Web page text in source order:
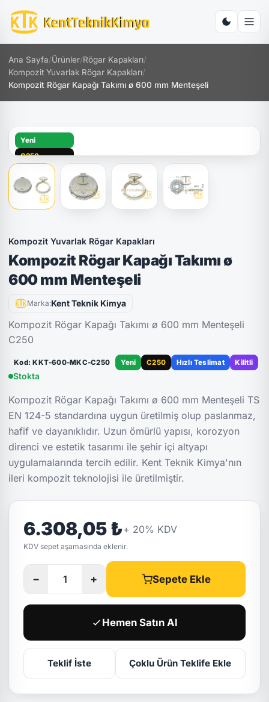
Ana Sayfa/Ürünler/Rögar Kapakları/
Kompozit Yuvarlak Rögar Kapakları/
Kompozit Rögar Kapağı Takımı ø 600 mm Menteşeli
Yeni
C250
Hızlı Teslimat
Kilitli
Kompozit Yuvarlak Rögar Kapakları
Kompozit Rögar Kapağı Takımı ø
600 mm Menteşeli
Marka:Kent Teknik Kimya
Kompozit Rögar Kapağı Takımı ø 600 mm Menteşeli
C250
Kod: KKT-600-MKC-C250 Yeni C250 Hızlı Teslimat Kilitli
Stokta
Kompozit Rögar Kapağı Takımı ø 600 mm Menteşeli TS
EN 124-5 standardına uygun üretilmiş olup paslanmaz,
hafif ve dayanıklıdır. Uzun ömürlü yapısı, korozyon
direnci ve estetik tasarımı ile şehir içi altyapı
uygulamalarında tercih edilir. Kent Teknik Kimya'nın
ileri kompozit teknolojisi ile üretilmiştir.
6.308,05 ₺+ 20% KDV
KDV sepet aşamasında eklenir.
− + Sepete Ekle
Hemen Satın Al
Teklif İste Çoklu Ürün Teklife Ekle